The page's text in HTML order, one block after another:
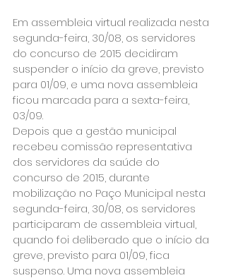
Em assembleia virtual realizada nesta
segunda-feira, 30/08, os servidores
do concurso de 2015 decidiram
suspender o início da greve, previsto
para 01/09, e uma nova assembleia
ficou marcada para a sexta-feira,
03/09.
Depois que a gestão municipal
recebeu comissão representativa
dos servidores da saúde do
concurso de 2015, durante
mobilização no Paço Municipal nesta
segunda-feira, 30/08, os servidores
participaram de assembleia virtual,
quando foi deliberado que o início da
greve, previsto para 01/09, fica
suspenso. Uma nova assembleia